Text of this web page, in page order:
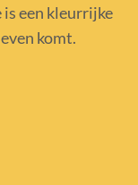
een kleurrijke
komt.